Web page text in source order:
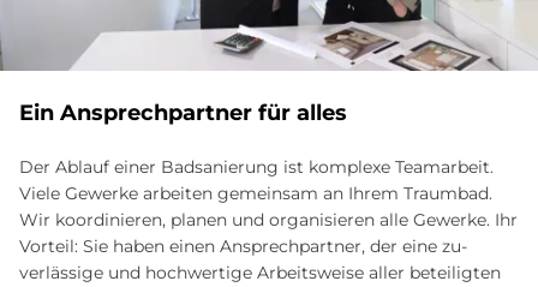
Ein Ansprechpartner für alles
Der Ablauf einer Badsanierung ist komplexe Team­arbeit.
Viele Gewerke arbeiten gemein­sam an Ihrem Traum­bad.
Wir ko­ordinieren, planen und orga­nisieren alle Ge­werke. Ihr
Vor­teil: Sie haben einen Ansprech­partner, der eine zu­
verlässige und hoch­wertige Arbeits­weise aller be­teiligten